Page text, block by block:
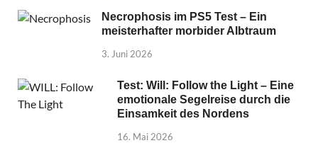
Necrophosis im PS5 Test – Ein
meisterhafter morbider Albtraum
3. Juni 2026
Test: Will: Follow the Light – Eine
emotionale Segelreise durch die
Einsamkeit des Nordens
16. Mai 2026